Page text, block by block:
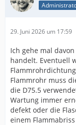
29. Juni 2026 um 17:59
Ich gehe mal
handelt. Eventuell
Flammrohr muss
die D75.5
Wartung immer
defekt oder die
einem